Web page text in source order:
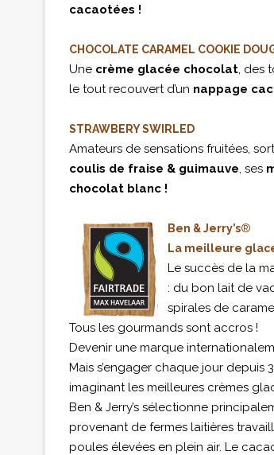
cacaotées !
CHOCOLATE CARAMEL COOKIE
Une crème glacée chocolat, des
le tout recouvert d’un nappage
STRAWBERY SWIRLED
Amateurs de sensations fruitées,
coulis de fraise & guimauve, ses
chocolat blanc !
Ben & Jerry’s®
La meilleure
Le succès de la
: du bon lait de
spirales de
Tous les gourmands sont accros !
Devenir une marque
Mais s’engager chaque jour depuis
imaginant les meilleures crèmes
Ben & Jerry’s sélectionne
provenant de fermes laitières
poules élevées en plein air. Le